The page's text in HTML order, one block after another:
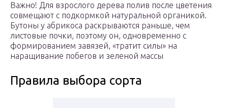
Важно! Для взрослого дерева полив после цветения
совмещают с подкормкой натуральной органикой.
Бутоны у абрикоса раскрываются раньше, чем
листовые почки, поэтому он, одновременно с
формированием завязей, «тратит силы» на
наращивание побегов и зеленой массы
Правила выбора сорта